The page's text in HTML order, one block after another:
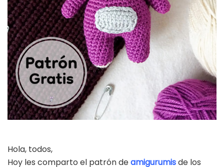
Hola, todos,
Hoy les comparto el patrón deamigurumisde los